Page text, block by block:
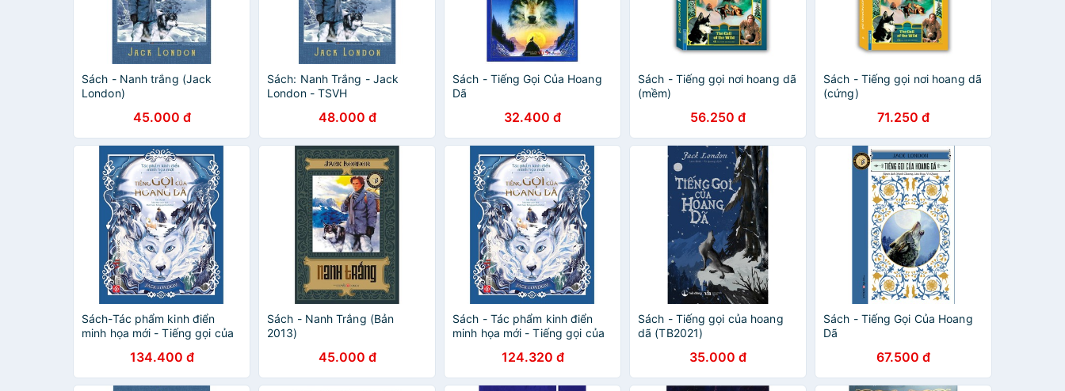
Sách - Nanh trắng (Jack
London)
45.000 đ
Sách: Nanh Trắng - Jack
London - TSVH
48.000 đ
Sách - Tiếng Gọi Của Hoang
Dã
32.400 đ
Sách - Tiếng gọi nơi hoang dã
(mềm)
56.250 đ
Sách - Tiếng gọi nơi hoang dã
(cứng)
71.250 đ
Sách-Tác phẩm kinh điển
minh họa mới - Tiếng gọi của
134.400 đ
Sách - Nanh Trắng (Bản
2013)
45.000 đ
Sách - Tác phẩm kinh điển
minh họa mới - Tiếng gọi của
124.320 đ
Sách - Tiếng gọi của hoang
dã (TB2021)
35.000 đ
Sách - Tiếng Gọi Của Hoang
Dã
67.500 đ